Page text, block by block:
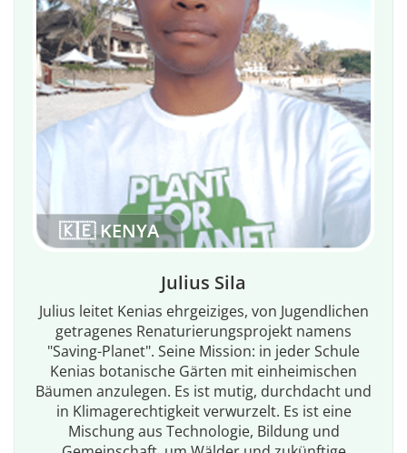
🇰🇪 KENYA
Julius Sila
Julius leitet Kenias ehrgeiziges, von Jugendlichen
getragenes Renaturierungsprojekt namens
"Saving-Planet". Seine Mission: in jeder Schule
Kenias botanische Gärten mit einheimischen
Bäumen anzulegen. Es ist mutig, durchdacht und
in Klimagerechtigkeit verwurzelt. Es ist eine
Mischung aus Technologie, Bildung und